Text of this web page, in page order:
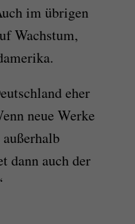
im übrigen
Wachstum,
eher
neue Werke
dann auch der